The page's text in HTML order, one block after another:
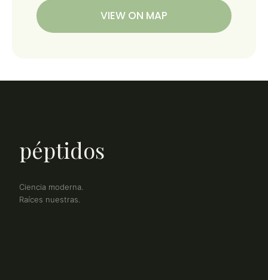
VIEW ON MAP
péptidos
Ciencia moderna.
Raíces nuestras.